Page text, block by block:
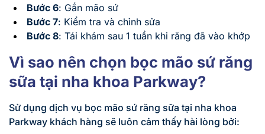
Bước 6: Gắn mão sứ
Bước 7: Kiểm tra và chỉnh sửa
Bước 8: Tái khám sau 1 tuần khi răng đã vào khớp
Vì sao nên chọn bọc mão sứ răng
sữa tại nha khoa Parkway?
Sử dụng dịch vụ bọc mão sứ răng sữa tại nha khoa
Parkway khách hàng sẽ luôn cảm thấy hài lòng bởi: